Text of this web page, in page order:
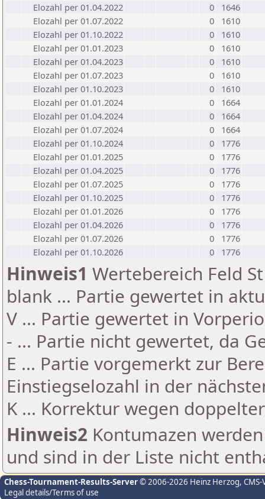
Elozahl per 01.04.2022
0
1646
Elozahl per 01.07.2022
0
1610
Elozahl per 01.10.2022
0
1610
Elozahl per 01.01.2023
0
1610
Elozahl per 01.04.2023
0
1610
Elozahl per 01.07.2023
0
1610
Elozahl per 01.10.2023
0
1610
Elozahl per 01.01.2024
0
1664
Elozahl per 01.04.2024
0
1664
Elozahl per 01.07.2024
0
1664
Elozahl per 01.10.2024
0
1776
Elozahl per 01.01.2025
0
1776
Elozahl per 01.04.2025
0
1776
Elozahl per 01.07.2025
0
1776
Elozahl per 01.10.2025
0
1776
Elozahl per 01.01.2026
0
1776
Elozahl per 01.04.2026
0
1776
Elozahl per 01.07.2026
0
1776
Elozahl per 01.10.2026
0 1776
Hinweis1 Wertebereich Feld
blank ... Partie gewertet in
V ... Partie gewertet in
- ... Partie nicht gewertet, da
E ... Partie vorgemerkt zur
Einstiegselozahl in der
K ... Korrektur wegen
Hinweis2 Kontumazen
und sind in der Liste nicht
Chess-Tournament-Results-Server© 2006-2026 Heinz Herzog,
Legal details/Terms of use